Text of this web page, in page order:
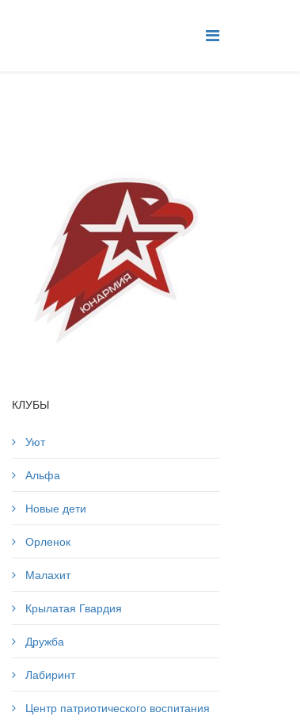
КЛУБЫ
Уют
Альфа
Новые дети
Орленок
Малахит
Крылатая Гвардия
Дружба
Лабиринт
Центр патриотического воспитания